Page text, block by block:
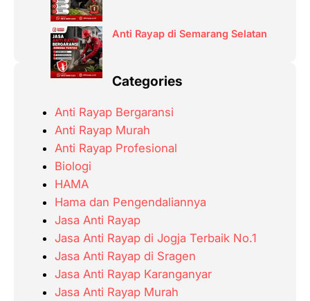
Anti Rayap di Semarang Selatan
Categories
Anti Rayap Bergaransi
Anti Rayap Murah
Anti Rayap Profesional
Biologi
HAMA
Hama dan Pengendaliannya
Jasa Anti Rayap
Jasa Anti Rayap di Jogja Terbaik No.1
Jasa Anti Rayap di Sragen
Jasa Anti Rayap Karanganyar
Jasa Anti Rayap Murah